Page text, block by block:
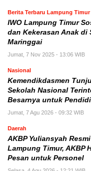
Berita Terbaru Lampung Timur
IWO Lampung Timur
dan Kekerasan Anak di
Maringgai
Jumat, 7 Nov 2025 - 13:06 WIB
Nasional
Kemendikdasmen
Sekolah Nasional
Besarnya untuk
Jumat, 7 Agu 2026 - 09:32 WIB
Daerah
AKBP Yuliansyah
Lampung Timur, AKBP
Pesan untuk Personel